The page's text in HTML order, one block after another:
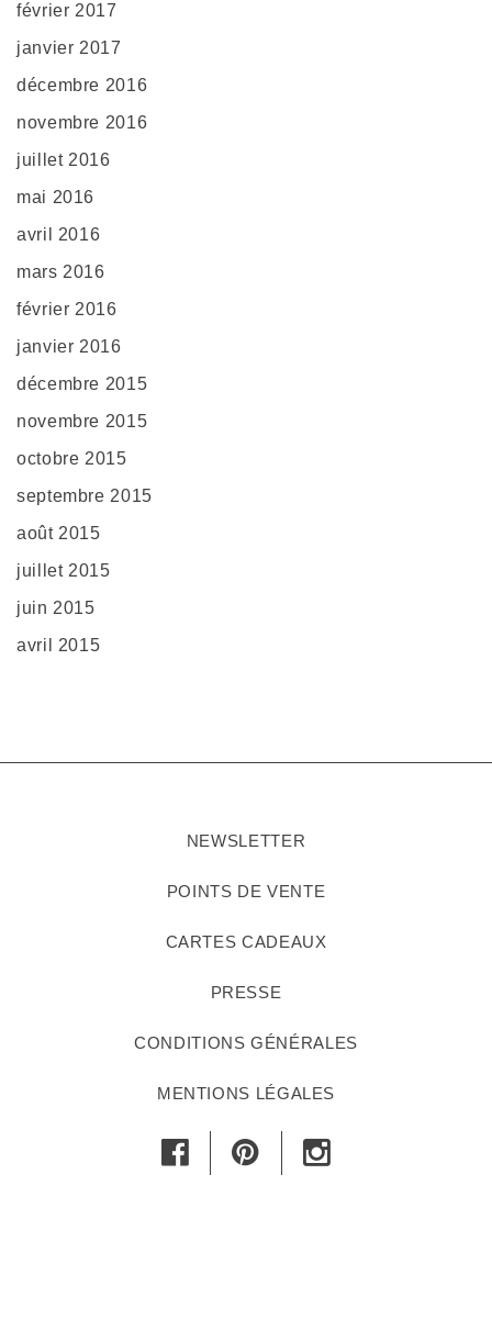
février 2017
janvier 2017
décembre 2016
novembre 2016
juillet 2016
mai 2016
avril 2016
mars 2016
février 2016
janvier 2016
décembre 2015
novembre 2015
octobre 2015
septembre 2015
août 2015
juillet 2015
juin 2015
avril 2015
NEWSLETTER
POINTS DE VENTE
CARTES CADEAUX
PRESSE
CONDITIONS GÉNÉRALES
MENTIONS LÉGALES